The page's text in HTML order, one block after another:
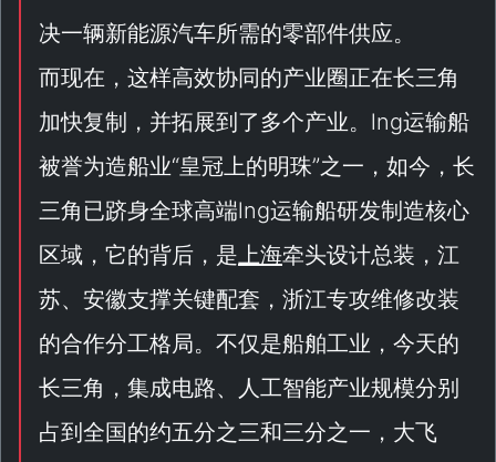
决一辆新能源汽车所需的零部件供应。
而现在，这样高效协同的产业圈正在长三角
加快复制，并拓展到了多个产业。lng运输船
被誉为造船业“皇冠上的明珠”之一，如今，长
三角已跻身全球高端lng运输船研发制造核心
区域，它的背后，是上海牵头设计总装，江
苏、安徽支撑关键配套，浙江专攻维修改装
的合作分工格局。不仅是船舶工业，今天的
长三角，集成电路、人工智能产业规模分别
占到全国的约五分之三和三分之一，大飞